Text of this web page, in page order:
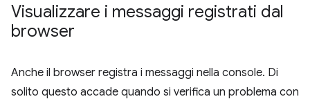
Visualizzare i messaggi registrati dal
browser
Anche il browser registra i messaggi nella console. Di
solito questo accade quando si verifica un problema con